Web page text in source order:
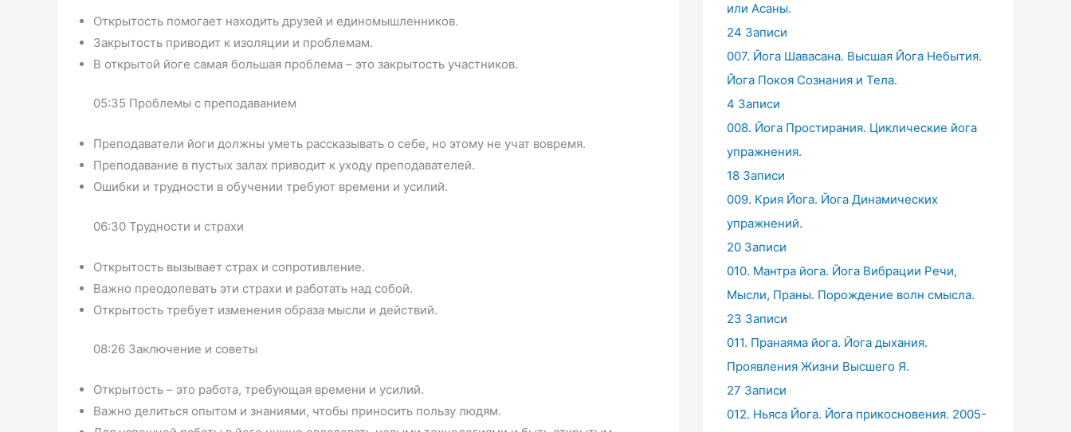
Открытость помогает находить друзей и единомышленников.
Закрытость приводит к изоляции и проблемам.
В открытой йоге самая большая проблема – это закрытость участников.
05:35 Проблемы с преподаванием
Преподаватели йоги должны уметь рассказывать о себе, но этому не учат вовремя.
Преподавание в пустых залах приводит к уходу преподавателей.
Ошибки и трудности в обучении требуют времени и усилий.
06:30 Трудности и страхи
Открытость вызывает страх и сопротивление.
Важно преодолевать эти страхи и работать над собой.
Открытость требует изменения образа мысли и действий.
08:26 Заключение и советы
Открытость – это работа, требующая времени и усилий.
Важно делиться опытом и знаниями, чтобы приносить пользу людям.
или Асаны.
24 Записи
007. Йога Шавасана. Высшая Йога Небытия.
Йога Покоя Сознания и Тела.
4 Записи
008. Йога Простирания. Циклические йога
упражнения.
18 Записи
009. Крия Йога. Йога Динамических
упражнений.
20 Записи
010. Мантра йога. Йога Вибрации Речи,
Мысли, Праны. Порождение волн смысла.
23 Записи
011. Пранаяма йога. Йога дыхания.
Проявления Жизни Высшего Я.
27 Записи
012. Ньяса Йога. Йога прикосновения. 2005-